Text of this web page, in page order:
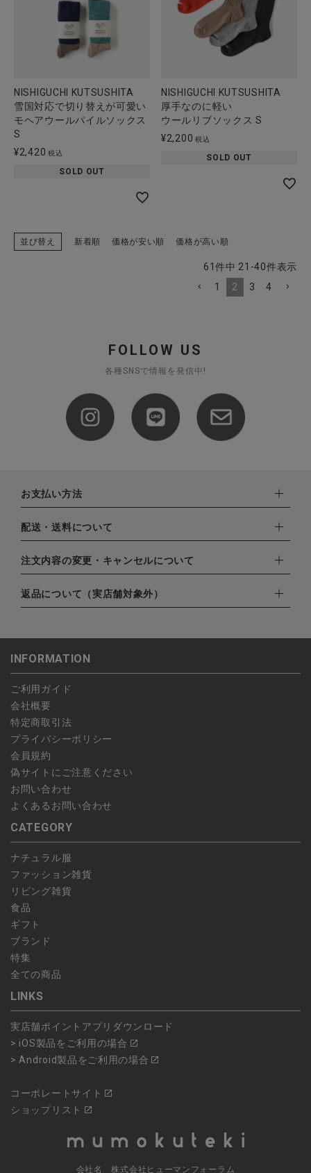
NISHIGUCHI KUTSUSHITA
雪国対応で切り替えが可愛い
モヘアウールパイルソックス
S
¥2,420 税込
SOLD OUT
NISHIGUCHI KUTSUSHITA
厚手なのに軽い
ウールリブソックス S
¥2,200 税込
SOLD OUT
並び替え 新着順 価格が安い順 価格が高い順
61件中 21 -40件表示
1
2 3 4
FOLLOW US
各種SNSで情報を発信中!
お支払い方法
下記お支払い方法よりお選びいただけます。
・クレジットカード（VISA,mastercard,JCB,AMERICAN
EXPRESS,Diners Club）
・amazonペイメント
・楽天ペイ
・PayPay
配送・送料について
配達業者：日本郵便
北海道：1,400円
注文内容の変更・キャンセルについて
ご注文日当日から翌日のAM9:00までにご連絡頂いた場合はキャ
ンセルは可能です。
します。
予約商品など一部キャンセルが出来ない場合がございます。あら
かじめご了承ください。
返品について（実店舗対象外）
こちら よりご依頼ください。
INFORMATION
ご利用ガイド
会社概要
特定商取引法
プライバシーポリシー
会員規約
偽サイトにご注意ください
お問い合わせ
よくあるお問い合わせ
CATEGORY
ナチュラル服
ファッション雑貨
リビング雑貨
食品
ギフト
ブランド
特集
全ての商品
LINKS
実店舗ポイントアプリダウンロード
> iOS製品をご利用の場合
> Android製品をご利用の場合
コーポレートサイト
ショップリスト
会社名 株式会社ヒューマンフォーラム